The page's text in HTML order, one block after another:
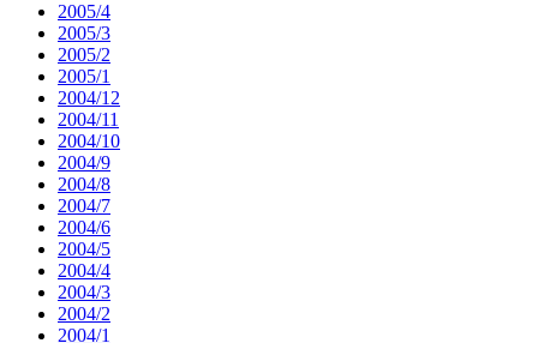
2005/4
2005/3
2005/2
2005/1
2004/12
2004/11
2004/10
2004/9
2004/8
2004/7
2004/6
2004/5
2004/4
2004/3
2004/2
2004/1